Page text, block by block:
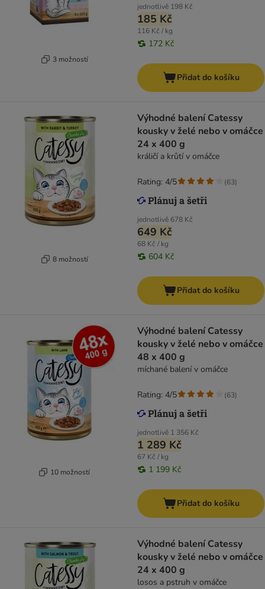
3 možností
jednotlivě 198 Kč
185 Kč
116 Kč / kg
172 Kč
Přidat do košíku
8 možností
Výhodné balení Catessy
kousky v želé nebo v omáčce
24 x 400 g
králičí a krůtí v omáčce
jednotlivě 678 Kč
649 Kč
68 Kč / kg
604 Kč
Rating: 4/5 (63)
Přidat do košíku
10 možností
Výhodné balení Catessy
kousky v želé nebo v omáčce
48 x 400 g
míchané balení v omáčce
jednotlivě 1 356 Kč
1 289 Kč
67 Kč / kg
1 199 Kč
Rating: 4/5 (63)
Přidat do košíku
Výhodné balení Catessy
kousky v želé nebo v omáčce
24 x 400 g
losos a pstruh v omáčce